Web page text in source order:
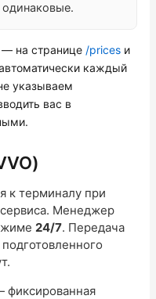
— на странице /prices и
каждый
указываем
вас в
к терминалу при
Менеджер
24/7. Передача